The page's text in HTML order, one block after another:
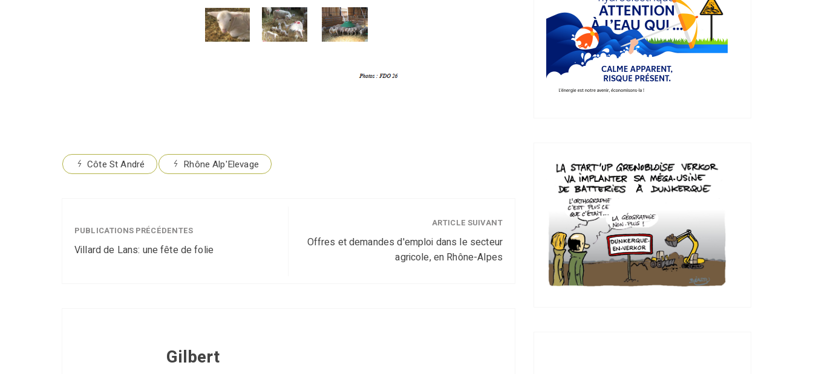
Côte St André Rhône Alp'Elevage
PUBLICATIONS PRÉCÉDENTES
Villard de Lans: une fête de folie
ARTICLE SUIVANT
Offres et demandes d'emploi dans le secteur
agricole, en Rhône-Alpes
Gilbert